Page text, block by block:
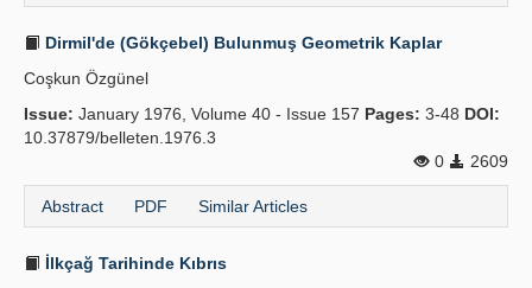
Dirmil'de (Gökçebel) Bulunmuş Geometrik Kaplar
Coşkun Özgünel
Issue: January 1976, Volume 40 - Issue 157 Pages: 3-48 DOI:
10.37879/belleten.1976.3
0
2609
Abstract PDF Similar Articles
İlkçağ Tarihinde Kıbrıs